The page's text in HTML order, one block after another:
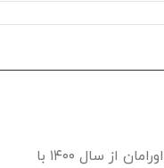
فروشگاه لوازم کوهنوردی و کمپینگ اورامان از سال ۱۴۰۰ با